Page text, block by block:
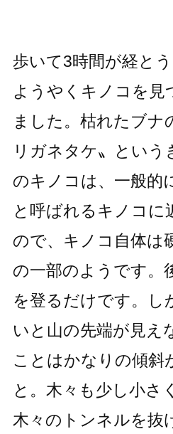
歩いて3時間が経と
ようやくキノコを見
ました。枯れたブナ
リガネタケ〟という
のキノコは、一般的
と呼ばれるキノコに
ので、キノコ自体は
の一部のようです。
を登るだけです。し
いと山の先端が見
ことはかなりの傾斜
と。木々も少し小さ
木々のトンネルを抜